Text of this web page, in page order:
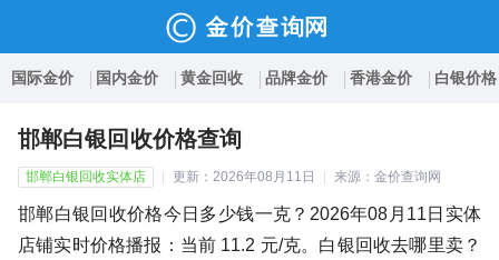
国际金价 国内金价 黄金回收 品牌金价 香港金价 白银价格
邯郸白银回收价格查询
邯郸白银回收实体店 更新：2026年08月11日 来源：金价查询网
邯郸白银回收价格今日多少钱一克？2026年08月11日实体
店铺实时价格播报：当前 11.2 元/克。白银回收去哪里卖？